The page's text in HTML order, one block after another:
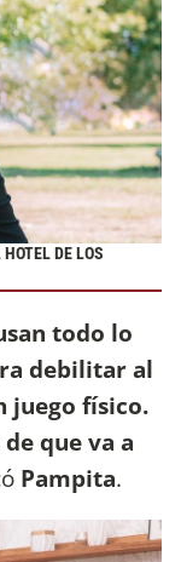
DE LOS
todo lo
debilitar al
juego físico.
que va a
Pampita.